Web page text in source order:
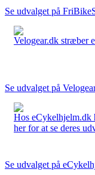
Se udvalget på
Velogear.dk stræber
Se udvalget på
Hos eCykelhjelm.dk
her for at se deres
Se udvalget på